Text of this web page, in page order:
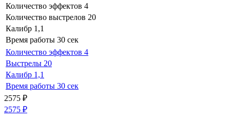
Количество эффектов 4
Количество выстрелов 20
Калибр 1,1
Время работы 30 сек
Количество эффектов 4
Выстрелы 20
Калибр 1,1
Время работы 30 сек
2575 ₽
2575 ₽